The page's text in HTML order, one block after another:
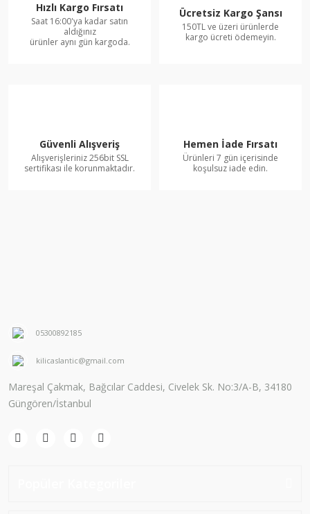
Hızlı Kargo Fırsatı
Saat 16:00'ya kadar satın
aldığınız
ürünler aynı gün kargoda.
Ücretsiz Kargo Şansı
150TL ve üzeri ürünlerde
kargo ücreti ödemeyin.
Güvenli Alışveriş
Alışverişleriniz 256bit SSL
sertifikası ile korunmaktadır.
Hemen İade Fırsatı
Ürünleri 7 gün içerisinde
koşulsuz iade edin.
05300892185
kilicaslantic@gmail.com
Mareşal Çakmak, Bağcılar Caddesi, Civelek Sk. No:3/A-B, 34180
Güngören/İstanbul